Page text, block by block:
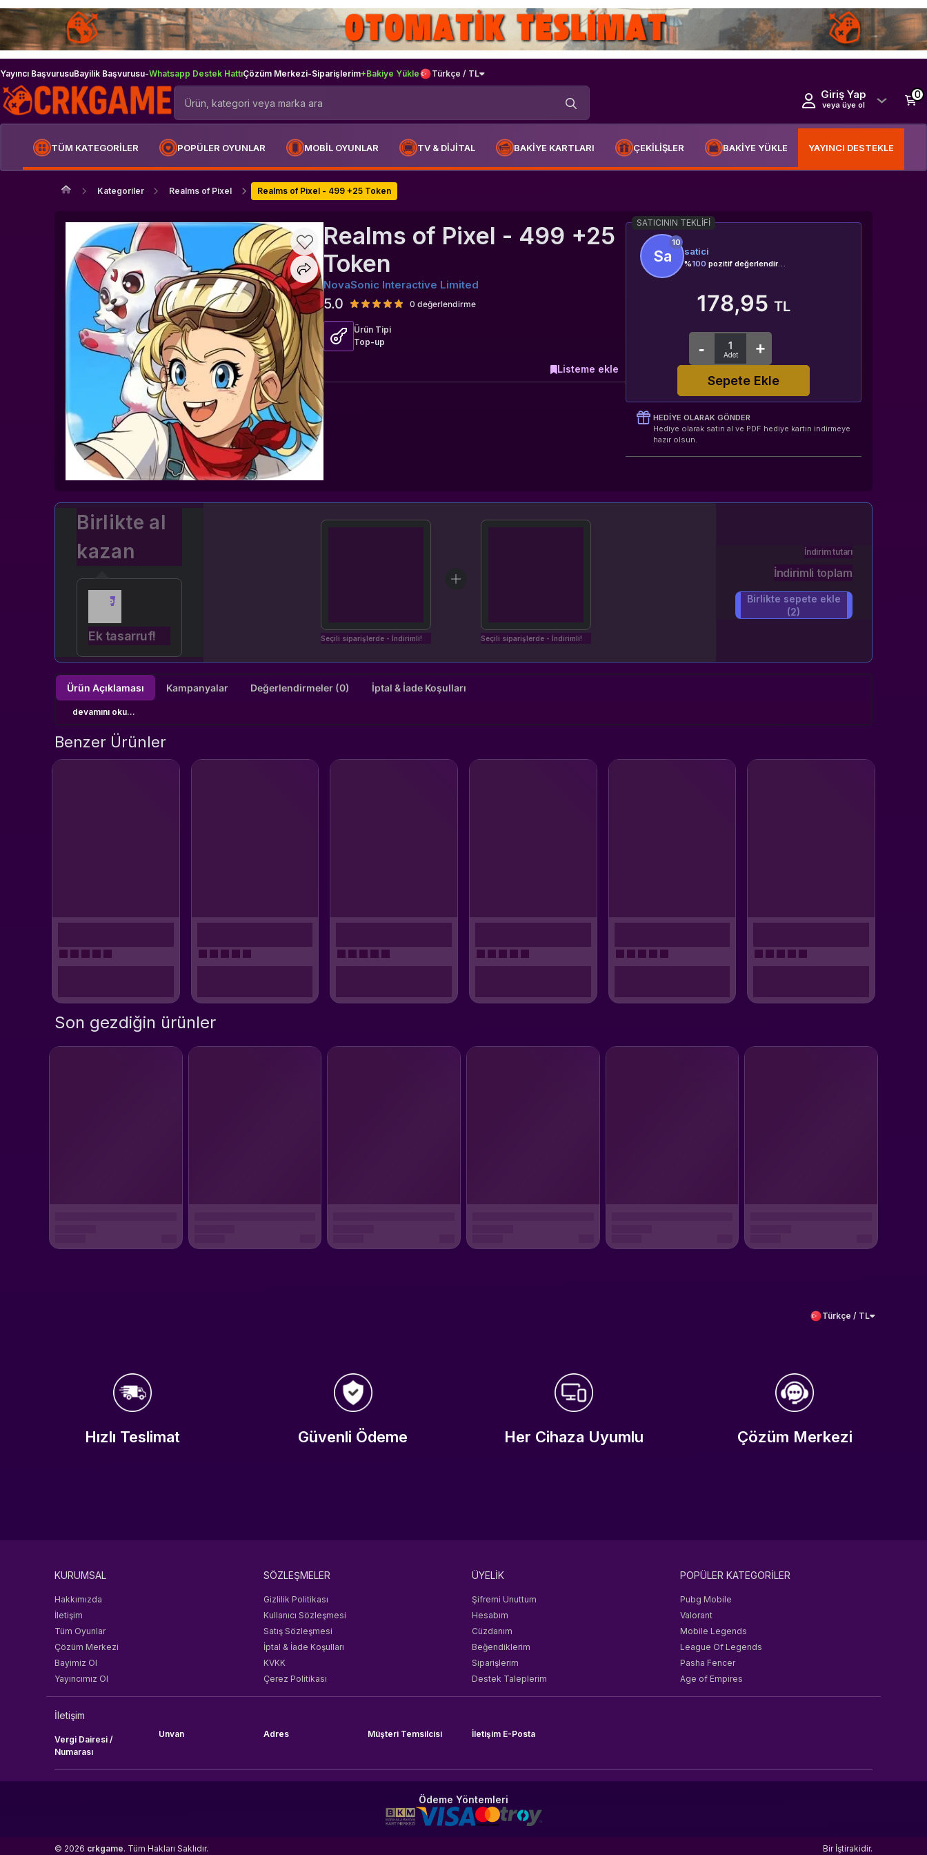
Yayıncı BaşvurusuBayilik Başvurusu-Whatsapp Destek HattıÇözüm Merkezi-Siparişlerim+Bakiye Yükle Türkçe / TL
Giriş Yap
veya üye ol
0
TÜM KATEGORİLER POPÜLER OYUNLAR MOBİL OYUNLAR TV & DİJİTAL BAKİYE KARTLARI ÇEKİLİŞLER BAKİYE YÜKLE YAYINCI DESTEKLE
Kategoriler Realms of Pixel Realms of Pixel - 499 +25 Token
Realms of Pixel - 499 +25
Token
NovaSonic Interactive Limited
5.0 0 değerlendirme
Ürün Tipi
Top-up
Listeme ekle
SATICININ TEKLIFI
10
Sa satici
%100 pozitif değerlendirme
178,95TL
Sepete Ekle
HEDIYE OLARAK GÖNDER
Hediye olarak satın al ve PDF hediye kartın indirmeye
hazır olsun.
Birlikte al
kazan
Ek tasarruf! Seçili siparişlerde - İndirimli! Seçili siparişlerde - İndirimli!
İndirim tutarı
İndirimli toplam
Birlikte sepete ekle
(2)
Ürün Açıklaması Kampanyalar Değerlendirmeler (0) İptal & İade Koşulları
devamını oku...
Benzer Ürünler
Son gezdiğin ürünler
Türkçe / TL
Hızlı Teslimat Güvenli Ödeme Her Cihaza Uyumlu Çözüm Merkezi
KURUMSAL
Hakkımızda
İletişim
Tüm Oyunlar
Çözüm Merkezi
Bayimiz Ol
Yayıncımız Ol
SÖZLEŞMELER
Gizlilik Politikası
Kullanıcı Sözleşmesi
Satış Sözleşmesi
İptal & İade Koşulları
KVKK
Çerez Politikası
ÜYELİK
Şifremi Unuttum
Hesabım
Cüzdanım
Beğendiklerim
Siparişlerim
Destek Taleplerim
POPÜLER KATEGORİLER
Pubg Mobile
Valorant
Mobile Legends
League Of Legends
Pasha Fencer
Age of Empires
İletişim
Vergi Dairesi /
Numarası
Unvan Adres Müşteri Temsilcisi İletişim E-Posta
Ödeme Yöntemleri
© 2026 crkgame. Tüm Hakları Saklıdır. Bir İştirakidir.